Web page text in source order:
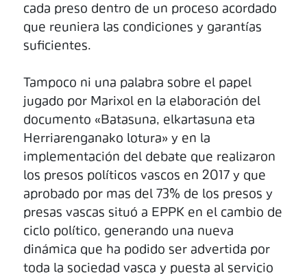
cada preso dentro de un proceso acordado
que reuniera las condiciones y garantías
suficientes.
Tampoco ni una palabra sobre el papel
jugado por Marixol en la elaboración del
documento «Batasuna, elkartasuna eta
Herriarenganako lotura» y en la
implementación del debate que realizaron
los presos políticos vascos en 2017 y que
aprobado por mas del 73% de los presos y
presas vascas situó a EPPK en el cambio de
ciclo político, generando una nueva
dinámica que ha podido ser advertida por
toda la sociedad vasca y puesta al servicio